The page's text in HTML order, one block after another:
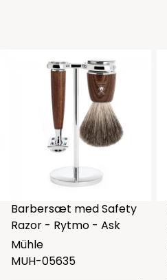
Barbersæt med Safety
Razor - Rytmo - Ask
Mühle
MUH-05635